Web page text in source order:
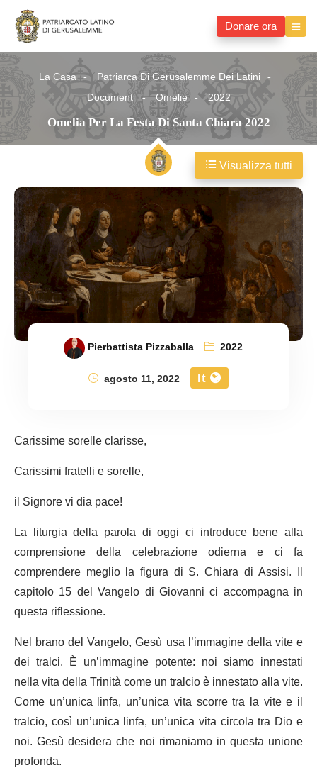
Donare ora
La Casa
Patriarca Di Gerusalemme Dei Latini
Documenti
Omelie 2022
Omelia Per La Festa Di Santa Chiara 2022
Pierbattista Pizzaballa
2022
agosto 11, 2022
It
Carissime sorelle clarisse,
Carissimi fratelli e sorelle,
il Signore vi dia pace!
La liturgia della parola di oggi ci introduce bene alla
comprensione della celebrazione odierna e ci fa
comprendere meglio la figura di S. Chiara di Assisi. Il
capitolo 15 del Vangelo di Giovanni ci accompagna in
questa riflessione.
Nel brano del Vangelo, Gesù usa l’immagine della vite e
dei tralci. È un’immagine potente: noi siamo innestati
nella vita della Trinità come un tralcio è innestato alla vite.
Come un’unica linfa, un’unica vita scorre tra la vite e il
tralcio, così un’unica linfa, un’unica vita circola tra Dio e
noi. Gesù desidera che noi rimaniamo in questa unione
profonda.
Visualizza tutti